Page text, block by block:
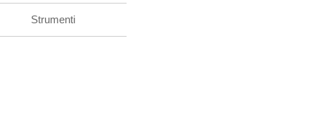
Strumenti